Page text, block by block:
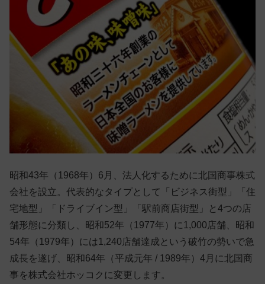
昭和43年（1968年）6月、法人化するために北国商事株式
会社を設立。代表的なタイプとして「ビジネス街型」「住
宅地型」「ドライブイン型」「駅前商店街型」と4つの店
舗形態に分類し、昭和52年（1977年）に1,000店舗、昭和
54年（1979年）には1,240店舗達成という破竹の勢いで急
成長を遂げ、昭和64年（平成元年 / 1989年）4月に北国商
事を株式会社ホッコクに変更します。